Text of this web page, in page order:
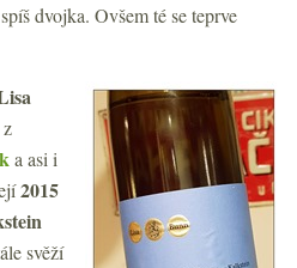
dvojka. Ovšem té se teprve
a asi i
2015
svěží